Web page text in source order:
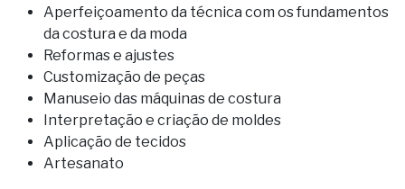
Aperfeiçoamento da técnica com os fundamentos
da costura e da moda
Reformas e ajustes
Customização de peças
Manuseio das máquinas de costura
Interpretação e criação de moldes
Aplicação de tecidos
Artesanato